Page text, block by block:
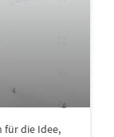
für die Idee,